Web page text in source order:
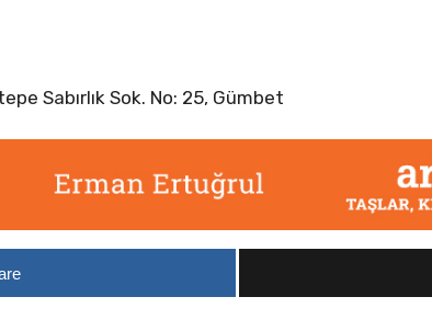
Sabırlık Sok. No: 25, Gümbet